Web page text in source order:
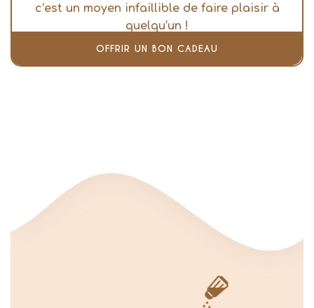
c’est un moyen infaillible de faire plaisir à
quelqu’un !
OFFRIR UN BON CADEAU